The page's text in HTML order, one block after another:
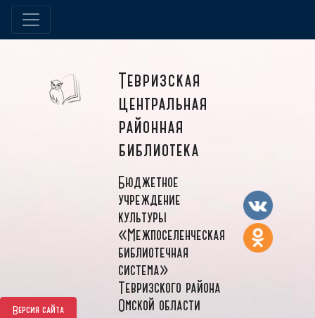
Версия сайта
Тевризская
центральная
районная
библиотека
Бюджетное
учреждение
культуры
«Межпоселенческая
библиотечная
система»
Тевризского района
Омской области